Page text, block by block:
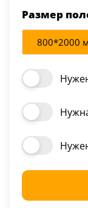
Белая
Золото
Коробка
скопич.
Наличник
скопич.
Размер
800*2000